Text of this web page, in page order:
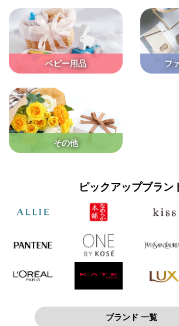
ベビー用品 フ
その他
ピックアップブラン
ブランド 一覧